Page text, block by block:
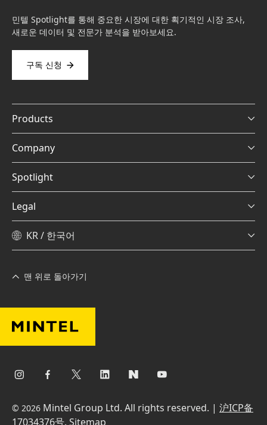
민텔 Spotlight를 통해 중요한 시장에 대한 획기적인 시장 조사,
새로운 데이터 및 전문가 분석을 받아보세요.
구독 신청
Products
Company
Spotlight
Legal
KR / 한국어
맨 위로 돌아가기
© 2026 Mintel Group Ltd. All rights reserved. | 沪ICP备
17034376号. Sitemap